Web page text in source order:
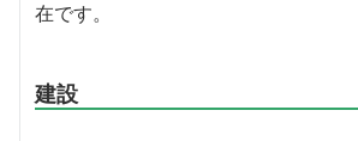
在です。
建設